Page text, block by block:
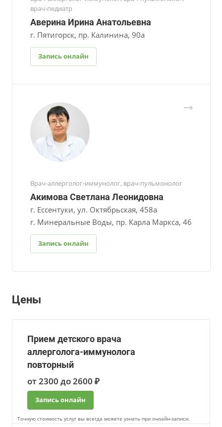
врач-педиатр
Аверина Ирина Анатольевна
г. Пятигорск, пр. Калинина, 90а
Запись онлайн
Врач-аллерголог-иммунолог, врач-пульмонолог
Акимова Светлана Леонидовна
г. Ессентуки, ул. Октябрьская, 458а
г. Минеральные Воды, пр. Карла Маркса, 46
Запись онлайн
Цены
Прием детского врача
аллерголога-иммунолога
повторный
Точную стоимость услуг вы всегда можете узнать при онлайн-записи.
от 2300 до 2600 ₽
Запись онлайн